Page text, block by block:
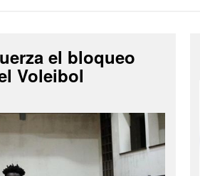
el bloqueo
Voleibol